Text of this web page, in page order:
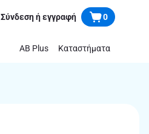
Σύνδεση ή εγγραφή 0
AB Plus Καταστήματα